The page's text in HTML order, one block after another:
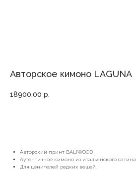
Авторское кимоно LAGUNA
18900,00 р.
Aвторский принт BALIWOOD
Аутентичное кимоно из итальянского сатина
Для ценителей редких вещей.